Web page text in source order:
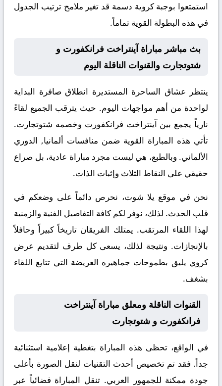
استمتعوا بوجبة كروية دسمة قد تغير ملامح ترتيب الجدول
في هذه البطولة القوية تماماً.
بث مباشر مباراة آينتراخت فرانكفورت و
شتوتجارت والقنوات الناقلة اليوم
ينتظر عشاق الساحرة المستديرة انطلاق صافرة البداية
لواحدة من أهم مواجهات اليوم. حيث يترقب الجميع لقاءً
نارياً يجمع بينآينتراخت فرانكفورت وخصمه شتوتجارت.
تأتي هذه المباراة القوية ضمن منافسات ألمانيا, الدوري
الألماني. وبالطبع، هي ليست مجرد مباراة عادية، بل صراع
حقيقي على النقاط الثلاث وإثبات الذات.
نحن في موقع يلا شوت، نحرص دائماً على وضعكم في
قلب الحدث. لذلك، نوفر لكم كافة التفاصيل الفنية والزمنية
لهذا اللقاء المرتقب. يمتلك الفريقان تاريخاً كبيراً وحافلاً
بالإنجازات. ونتيجة لذلك، يسعى كل طرف لتقديم عرض
كروي يليق بطموحات جماهيره العريضة التي تتابع اللقاء
بشغف.
القنوات الناقلة ومعلق مباراة آينتراخت
فرانكفورت و شتوتجارت
في الواقع، تحظى هذه المباراة بتغطية إعلامية استثنائية
جداً. فقد تم تخصيص أحدث التقنيات لنقل الصورة بأعلى
جودة ممكنة للجمهور العربي. تنقل المباراة فضائياً عبر